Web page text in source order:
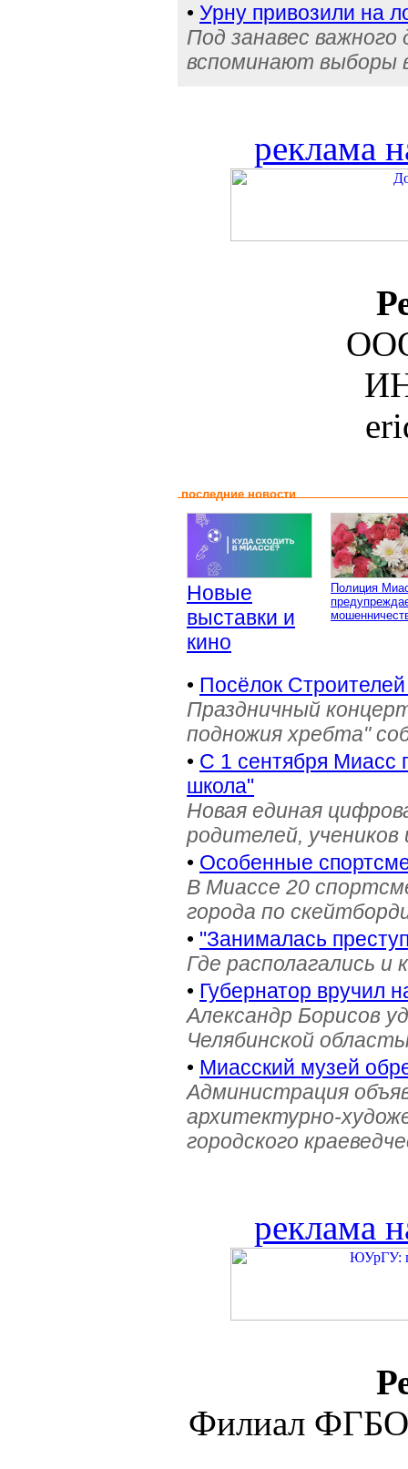
• Урну привозили на
Под занавес
вспоминают выборы
реклама
последние новости
Новые
выставки и
кино
Полиция
• Посёлок
Праздничный
подножия хребта"
• С 1 сентября Миасс
школа"
Новая единая
родителей, учеников
• Особенные
В Миассе 20
города по
• "Занималась
Где располагались и
• Губернатор вручил
Александр Борисов
Челябинской
• Миасский музей
Администрация
архитектурно-
городского
реклама
Филиал